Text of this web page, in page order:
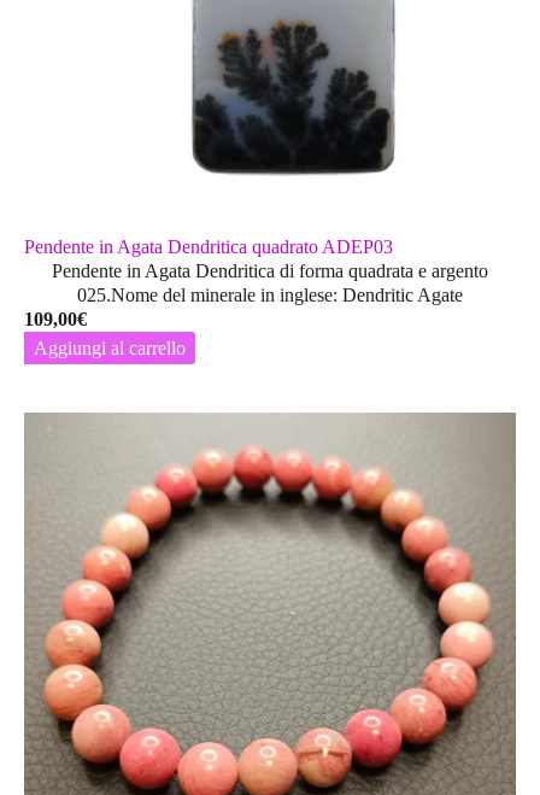
Pendente in Agata Dendritica quadrato ADEP03
Pendente in Agata Dendritica di forma quadrata e argento
025.Nome del minerale in inglese: Dendritic Agate
109,00€
Aggiungi al carrello